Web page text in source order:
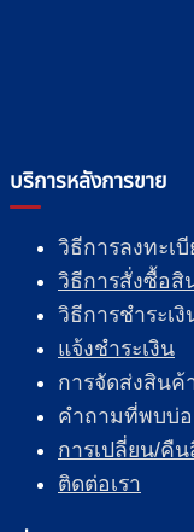
บริการหลังการขาย
วิธีการลงทะเ
วิธีการสั่งซื้อสิ
วิธีการชำระเงิ
แจ้งชำระเงิน
การจัดส่งสินค้
คำถามที่พบบ่
การเปลี่ยน/คื
ติดต่อเรา